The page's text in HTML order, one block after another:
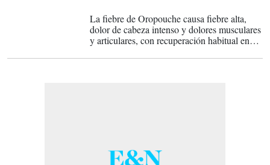
La fiebre de Oropouche causa fiebre alta,
dolor de cabeza intenso y dolores musculares
y articulares, con recuperación habitual en